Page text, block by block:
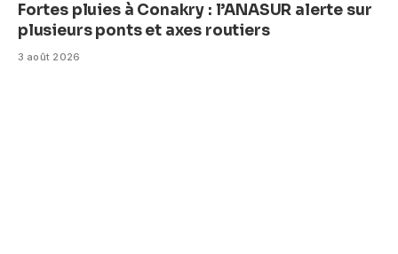
Fortes pluies à Conakry : l’ANASUR alerte sur
plusieurs ponts et axes routiers
3 août 2026